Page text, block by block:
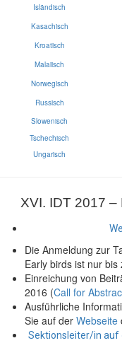
Isländisch
Kasachisch
Kroatisch
Malaiisch
Norwegisch
Russisch
Slowenisch
Tschechisch
Ungarisch
XVI. IDT 2017
Die Anmeldung zur
Early birds ist nur
Einreichung von
2016 (Call for
Ausführliche
Sie auf der Webseite
Sektionsleiter/in auf